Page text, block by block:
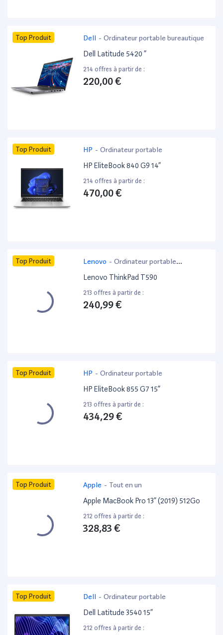
Top Produit Dell - Ordinateur portable bureautique
Dell Latitude 5420 ”
214 offres à partir de :
220,00 €
Top Produit HP - Ordinateur portable
HP EliteBook 840 G9 14”
214 offres à partir de :
470,00 €
Top Produit Lenovo - Ordinateur portable
bureautique
Lenovo ThinkPad T590
213 offres à partir de :
240,99 €
Top Produit HP - Ordinateur portable
HP EliteBook 855 G7 15”
213 offres à partir de :
434,29 €
Top Produit Apple - Tout en un
Apple MacBook Pro 13” (2019) 512Go
212 offres à partir de :
328,83 €
Top Produit Dell - Ordinateur portable
Dell Latitude 3540 15”
212 offres à partir de :